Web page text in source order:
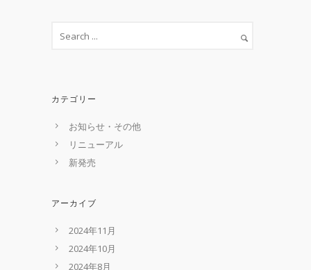
カテゴリー
お知らせ・その他
リニューアル
新発売
アーカイブ
2024年11月
2024年10月
2024年8月